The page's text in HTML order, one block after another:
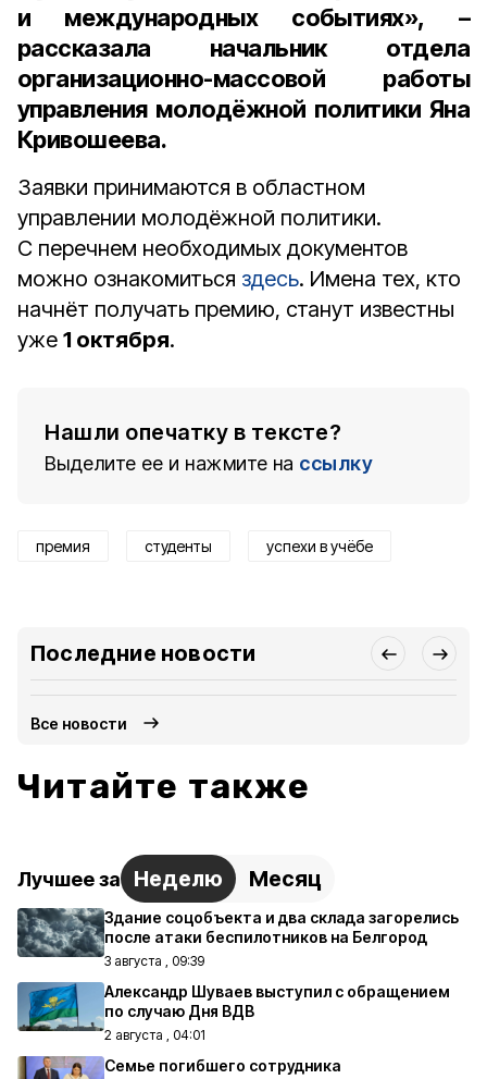
и международных событиях», –
рассказала начальник отдела
организационно-массовой работы
управления молодёжной политики Яна
Кривошеева.
Заявки принимаются в областном
управлении молодёжной политики.
С перечнем необходимых документов
можно ознакомиться здесь. Имена тех, кто
начнёт получать премию, станут известны
уже 1 октября.
Нашли опечатку в тексте?
Выделите ее и нажмите на ссылку
премия студенты успехи в учёбе
Последние новости
Все новости
Читайте также
Лучшее за Неделю Месяц
Здание соцобъекта и два склада загорелись
после атаки беспилотников на Белгород
3 августа , 09:39
Александр Шуваев выступил с обращением
по случаю Дня ВДВ
2 августа , 04:01
Семье погибшего сотрудника